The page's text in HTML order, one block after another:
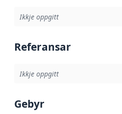
Ikkje oppgitt
Referansar
Ikkje oppgitt
Gebyr